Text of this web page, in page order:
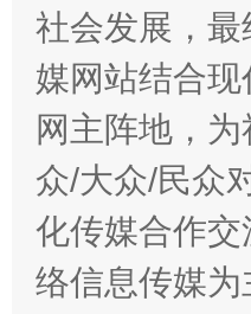
社会发展，
媒网站结合
网主阵地，
众/大众/民众
化传媒合作
络信息传媒